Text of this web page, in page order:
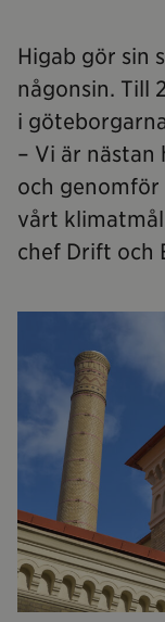
Higab gör sin
någonsin. Till
i
– Vi är nästan
och
vårt
chef Drift och